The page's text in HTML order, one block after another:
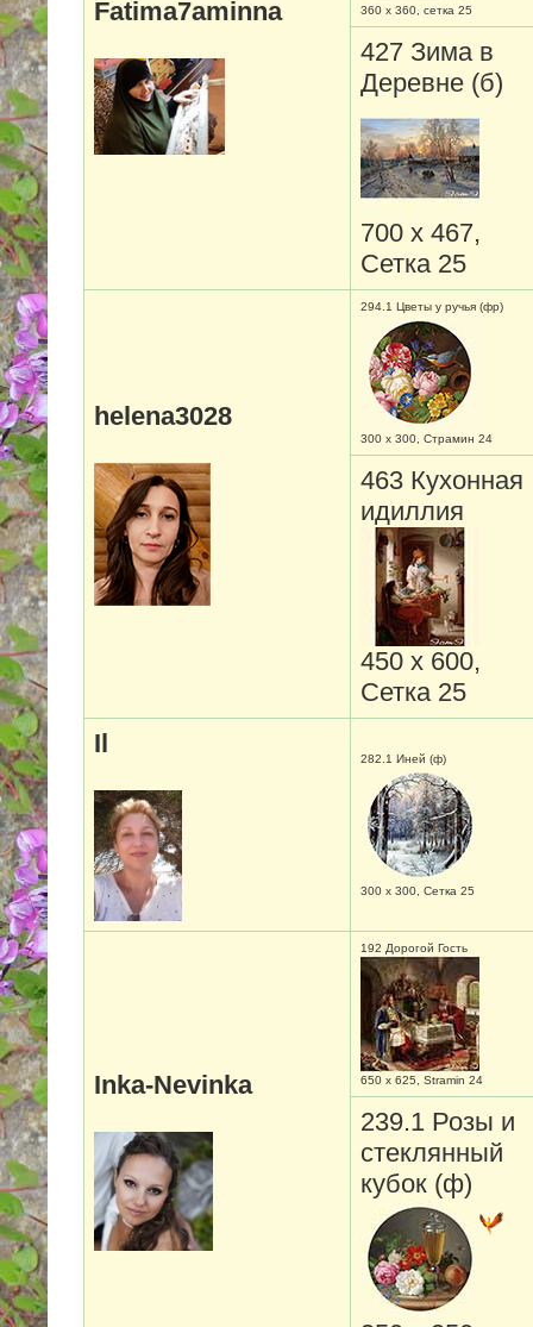
Fatima7aminna 360 х 360, сетка 25
427 Зима в
Деревне (б)
700 х 467,
Сетка 25
helena3028
294.1 Цветы у ручья (фр)
300 х 300, Страмин 24
463 Кухонная
идиллия
450 х 600,
Сетка 25
Il
282.1 Иней (ф)
300 х 300, Сетка 25
Inka-Nevinka
192 Дорогой Гость
650 х 625, Stramin 24
239.1 Розы и
стеклянный
кубок (ф)